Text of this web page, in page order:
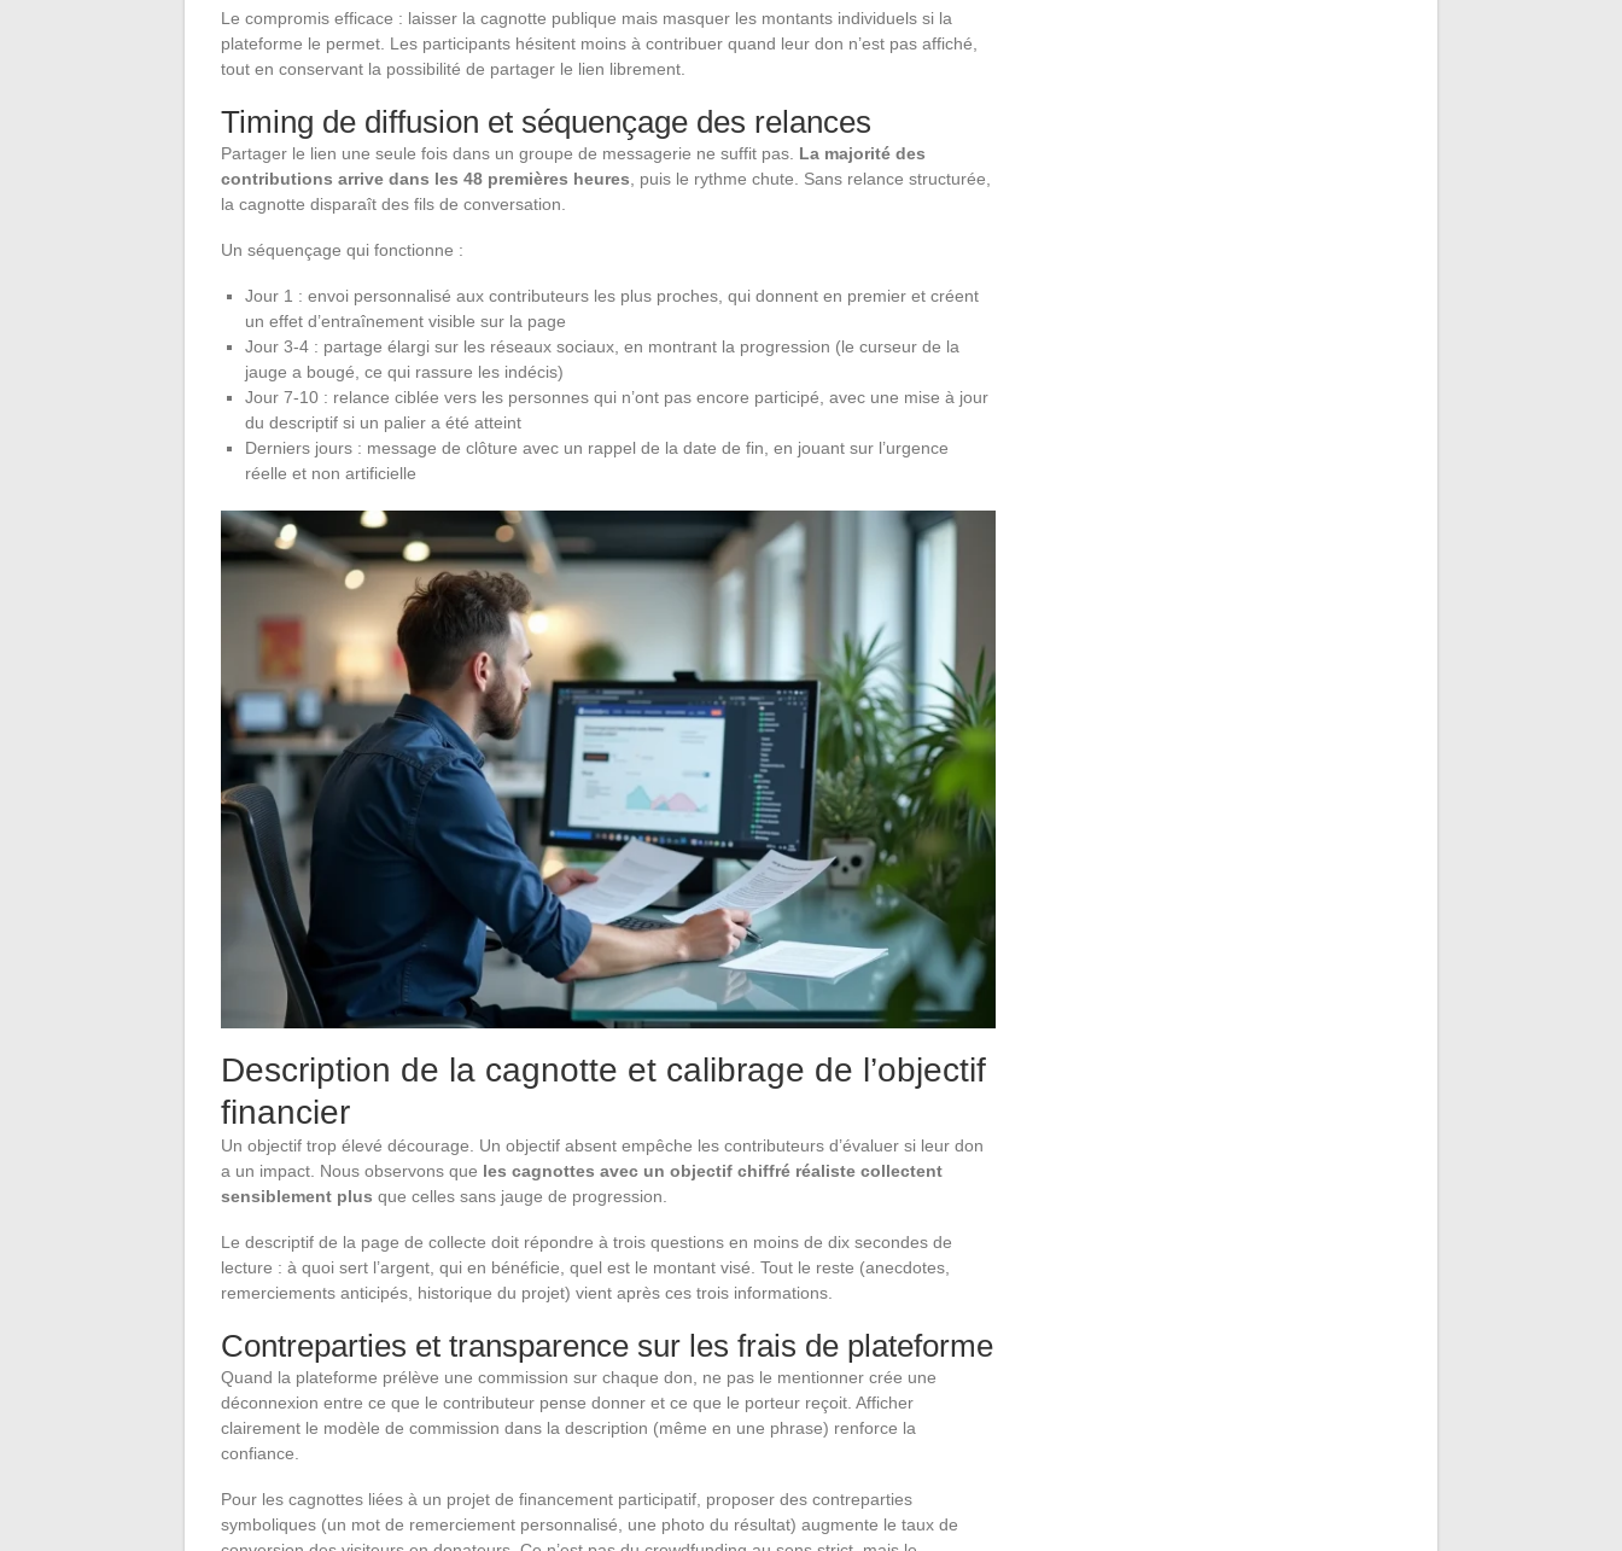
Le compromis efficace : laisser la cagnotte publique mais masquer les montants individuels si la
plateforme le permet. Les participants hésitent moins à contribuer quand leur don n’est pas affiché,
tout en conservant la possibilité de partager le lien librement.
Timing de diffusion et séquençage des relances
Partager le lien une seule fois dans un groupe de messagerie ne suffit pas. La majorité des
contributions arrive dans les 48 premières heures, puis le rythme chute. Sans relance structurée,
la cagnotte disparaît des fils de conversation.
Un séquençage qui fonctionne :
Jour 1 : envoi personnalisé aux contributeurs les plus proches, qui donnent en premier et créent
un effet d’entraînement visible sur la page
Jour 3-4 : partage élargi sur les réseaux sociaux, en montrant la progression (le curseur de la
jauge a bougé, ce qui rassure les indécis)
Jour 7-10 : relance ciblée vers les personnes qui n’ont pas encore participé, avec une mise à jour
du descriptif si un palier a été atteint
Derniers jours : message de clôture avec un rappel de la date de fin, en jouant sur l’urgence
réelle et non artificielle
Description de la cagnotte et calibrage de l’objectif
financier
Un objectif trop élevé décourage. Un objectif absent empêche les contributeurs d’évaluer si leur don
a un impact. Nous observons que les cagnottes avec un objectif chiffré réaliste collectent
sensiblement plus que celles sans jauge de progression.
Le descriptif de la page de collecte doit répondre à trois questions en moins de dix secondes de
lecture : à quoi sert l’argent, qui en bénéficie, quel est le montant visé. Tout le reste (anecdotes,
remerciements anticipés, historique du projet) vient après ces trois informations.
Contreparties et transparence sur les frais de plateforme
Quand la plateforme prélève une commission sur chaque don, ne pas le mentionner crée une
déconnexion entre ce que le contributeur pense donner et ce que le porteur reçoit. Afficher
clairement le modèle de commission dans la description (même en une phrase) renforce la
confiance.
Pour les cagnottes liées à un projet de financement participatif, proposer des contreparties
symboliques (un mot de remerciement personnalisé, une photo du résultat) augmente le taux de